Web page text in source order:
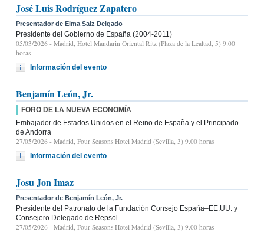
José Luis Rodríguez Zapatero
Presentador de Elma Saiz Delgado
Presidente del Gobierno de España (2004-2011)
05/03/2026 - Madrid, Hotel Mandarin Oriental Ritz (Plaza de la Lealtad, 5) 9:00
horas
Información del evento
Benjamín León, Jr.
FORO DE LA NUEVA ECONOMÍA
Embajador de Estados Unidos en el Reino de España y el Principado
de Andorra
27/05/2026 - Madrid, Four Seasons Hotel Madrid (Sevilla, 3) 9.00 horas
Información del evento
Josu Jon Imaz
Presentador de Benjamín León, Jr.
Presidente del Patronato de la Fundación Consejo España–EE.UU. y
Consejero Delegado de Repsol
27/05/2026 - Madrid, Four Seasons Hotel Madrid (Sevilla, 3) 9.00 horas